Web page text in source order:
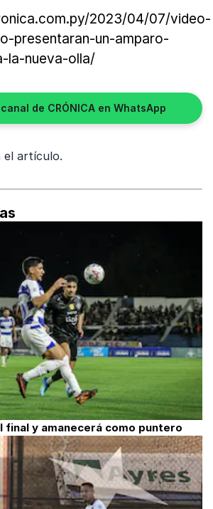
2023/04/07/video-
presentaran-un-amparo-
la-nueva-olla/
de CRÓNICA en WhatsApp
el artículo.
final y amanecerá como puntero